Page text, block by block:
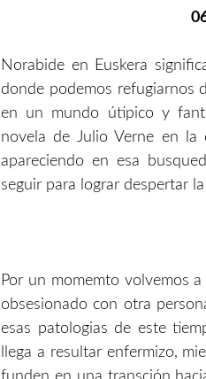
Norabide en Euskera
donde podemos refugiarnos
en un mundo útipico y
novela de Julio Verne en
apareciendo en esa
seguir para lograr despertar
Por un momemto volvemos
obsesionado con otra
esas patologias de este
llega a resultar enfermizo,